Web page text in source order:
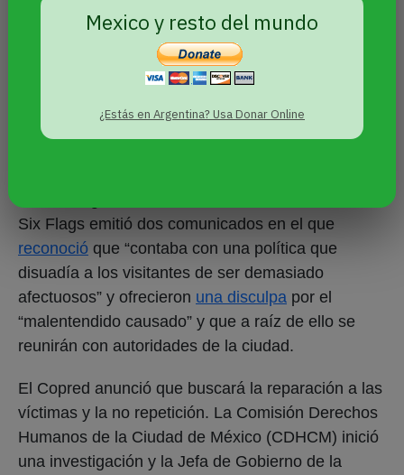
Mexico y resto del mundo
¿Estás en Argentina? Usa Donar Online
“ambiente familiar” y solo menciona que están
prohibidas “las conductas indisciplinadas,
perjudiciales u ofensivas, incluyendo brincarse las
filas o apartar lugares”.
El caso se viralizó rápidamente en redes sociales,
Six Flags emitió dos comunicados en el que
reconoció que “contaba con una política que
disuadía a los visitantes de ser demasiado
afectuosos” y ofrecieron una disculpa por el
“malentendido causado” y que a raíz de ello se
reunirán con autoridades de la ciudad.
El Copred anunció que buscará la reparación a las
víctimas y la no repetición. La Comisión Derechos
Humanos de la Ciudad de México (CDHCM) inició
una investigación y la Jefa de Gobierno de la